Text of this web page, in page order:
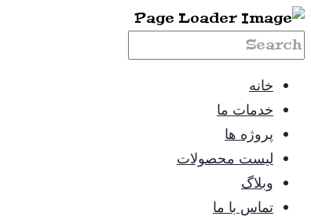
خانه
خدمات ما
پروژه ها
لیست محصولات
وبلاگ
تماس با ما